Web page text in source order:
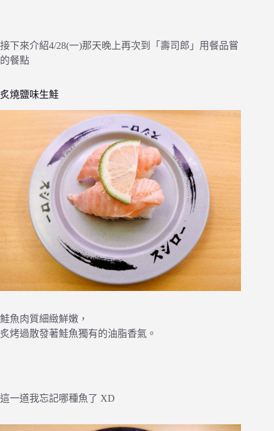
接下來介紹4/28(一)那天晚上再次到「壽司郎」用餐品嘗
的餐點
炙燒鹽味生鮭
鮭魚肉質細緻鮮嫩，
炙烤過散發著鮭魚獨有的油脂香氣。
這一道我忘記哪種魚了 XD